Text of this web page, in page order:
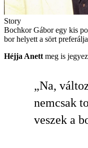
Story
Bochkor Gábor egy kis
bor helyett a sört
Héjja Anettmeg is
„Na,
nemcsak
veszek a